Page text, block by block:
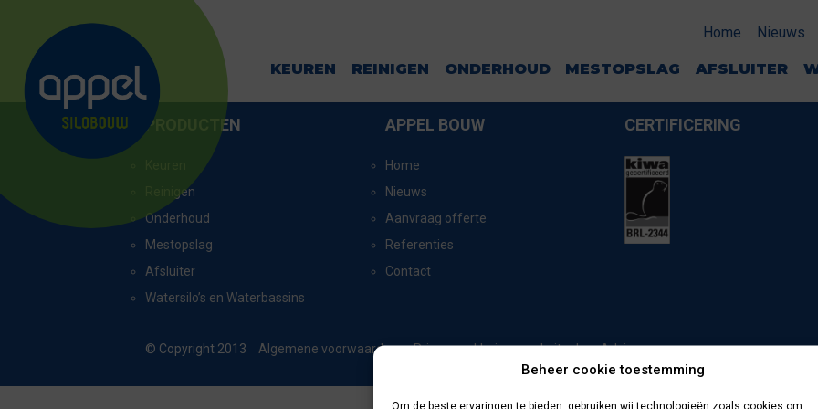
Beheer cookie toestemming
Om de beste ervaringen te bieden, gebruiken wij technologieën zoals cookies om
Home Nieuws
KEUREN REINIGEN ONDERHOUD MESTOPSLAG AFSLUITER
HANTUMERUITBUREN
PRODUCTEN
Reinigen
Onderhoud
Mestopslag
Afsluiter
Watersilo’s en Waterbassins
APPEL BOUW
Home
Nieuws
Aanvraag offerte
Referenties
Contact
CERTIFICERING
© Copyright 2013 Algemene voorwaarden Privacyverklaring website doorAdvice